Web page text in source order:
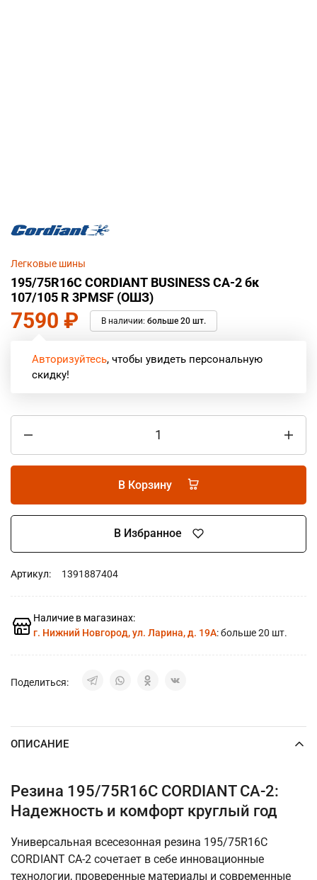
Легковые шины
195/75R16C CORDIANT BUSINESS CA-2 бк
107/105 R 3PMSF (ОШЗ)
7590 ₽ В наличии: больше 20 шт.
Авторизуйтесь, чтобы увидеть персональную
скидку!
В Корзину
В Избранное
Артикул: 1391887404
Наличие в магазинах:
г. Нижний Новгород, ул. Ларина, д. 19А: больше 20 шт.
Поделиться:
ОПИСАНИЕ
Резина 195/75R16C CORDIANT CA-2:
Надежность и комфорт круглый год
Универсальная всесезонная резина 195/75R16C
CORDIANT CA-2 сочетает в себе инновационные
технологии, проверенные материалы и современные